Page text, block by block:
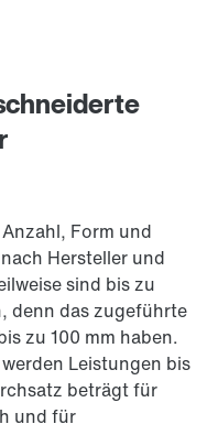
Form und
Hersteller und
sind bis zu
denn das zugeführte
zu 100 mm haben.
Leistungen bis
beträgt für
und für